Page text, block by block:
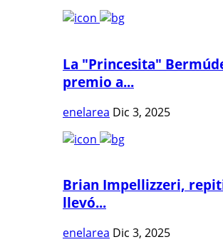
La "Princesita"
premio a...
enelarea Dic 3, 2025
Brian Impellizzeri,
llevó...
enelarea Dic 3, 2025